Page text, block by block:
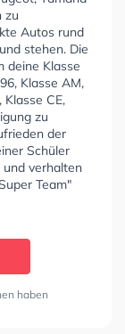
zu
Autos rund
stehen. Die
deine Klasse
Klasse AM,
Klasse CE,
zu
der
Schüler
verhalten
Team"
haben